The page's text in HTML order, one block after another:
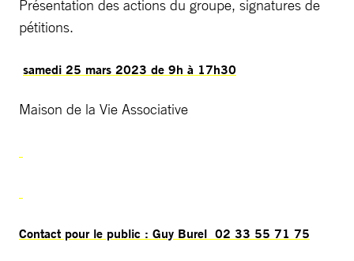
Présentation des actions du groupe, signatures de
pétitions.
samedi 25 mars 2023 de 9h à 17h30
Maison de la Vie Associative
Contact pour le public : Guy Burel 02 33 55 71 75